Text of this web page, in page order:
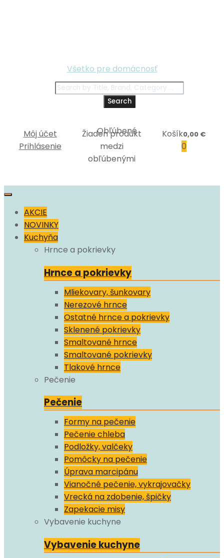
Všetko pre domácnosť
Search
Môj účet
Prihlásenie
Žiaden produkt
medzi
obľúbenými
Košík0,00 €
0
Skip
contentAKCIE
NOVINKY
Kuchyňa
Hrnce a pokrievky
Hrnce a pokrievky
Mliekovary, šunkovary
Nerezové hrnce
Ostatné hrnce a pokrievky
Sklenené pokrievky
Smaltované hrnce
Smaltované pokrievky
Tlakové hrnce
Pečenie
Pečenie
Formy na pečenie
Pečenie chleba
Podložky, valčeky
Pomôcky na pečenie
Úprava marcipánu
Vianočné pečenie, vykrajovačky
Vrecká na zdobenie, špičky
Zapekacie misy
Vybavenie kuchyne
Vybavenie kuchyne